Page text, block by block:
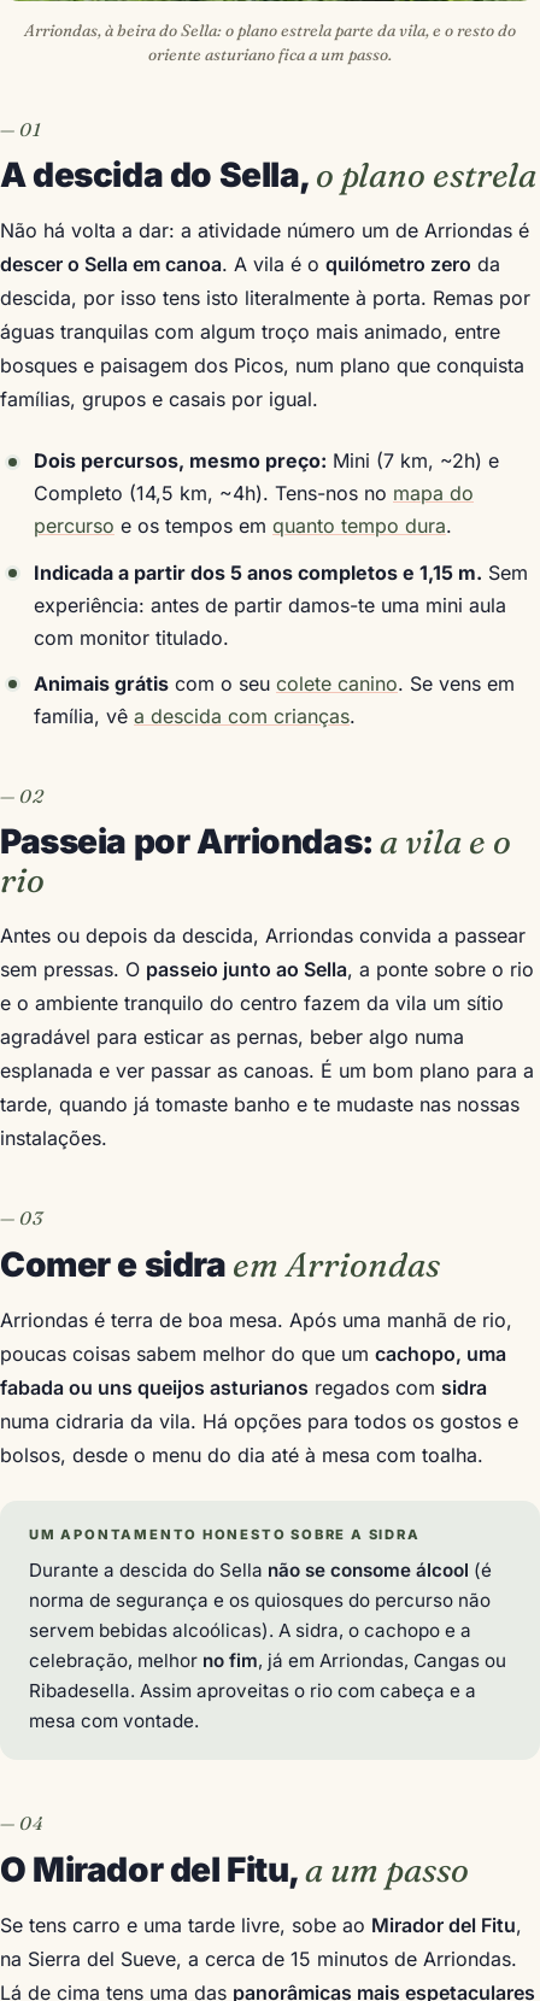
Arriondas, à beira do Sella: o plano estrela parte da vila, e o resto do
oriente asturiano fica a um passo.
A descida do Sella, o plano estrela
Não há volta a dar: a atividade número um de Arriondas é
descer o Sella em canoa. A vila é o quilómetro zero da
descida, por isso tens isto literalmente à porta. Remas por
águas tranquilas com algum troço mais animado, entre
bosques e paisagem dos Picos, num plano que conquista
famílias, grupos e casais por igual.
Dois percursos, mesmo preço: Mini (7 km, ~2h) e
Completo (14,5 km, ~4h). Tens-nos no mapa do
percurso e os tempos em quanto tempo dura.
Indicada a partir dos 5 anos completos e 1,15 m. Sem
experiência: antes de partir damos-te uma mini aula
com monitor titulado.
Animais grátis com o seu colete canino. Se vens em
família, vê a descida com crianças.
Passeia por Arriondas:a vila e o
rio
Antes ou depois da descida, Arriondas convida a passear
sem pressas. O passeio junto ao Sella, a ponte sobre o rio
e o ambiente tranquilo do centro fazem da vila um sítio
agradável para esticar as pernas, beber algo numa
esplanada e ver passar as canoas. É um bom plano para a
tarde, quando já tomaste banho e te mudaste nas nossas
instalações.
Comer e sidra em Arriondas
Arriondas é terra de boa mesa. Após uma manhã de rio,
poucas coisas sabem melhor do que um cachopo, uma
fabada ou uns queijos asturianos regados com sidra
numa cidraria da vila. Há opções para todos os gostos e
bolsos, desde o menu do dia até à mesa com toalha.
UM APONTAMENTO HONESTO SOBRE A SIDRA
Durante a descida do Sella não se consome álcool (é
norma de segurança e os quiosques do percurso não
servem bebidas alcoólicas). A sidra, o cachopo e a
celebração, melhor no fim, já em Arriondas, Cangas ou
Ribadesella. Assim aproveitas o rio com cabeça e a
mesa com vontade.
O Mirador del Fitu,a um passo
Se tens carro e uma tarde livre, sobe ao Mirador del Fitu,
na Sierra del Sueve, a cerca de 15 minutos de Arriondas.
Lá de cima tens uma das panorâmicas mais espetaculares